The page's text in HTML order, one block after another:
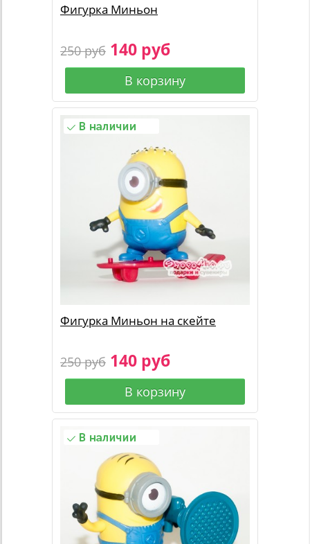
Фигурка Миньон
250 руб 140 руб
В корзину
Фигурка Миньон на скейте
250 руб 140 руб
В корзину